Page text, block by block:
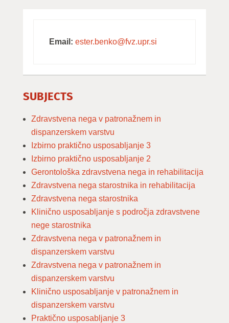
Email: ester.benko@fvz.upr.si
SUBJECTS
Zdravstvena nega v patronažnem in
dispanzerskem varstvu
Izbirno praktično usposabljanje 3
Izbirno praktično usposabljanje 2
Gerontološka zdravstvena nega in rehabilitacija
Zdravstvena nega starostnika in rehabilitacija
Zdravstvena nega starostnika
Klinično usposabljanje s področja zdravstvene
nege starostnika
Zdravstvena nega v patronažnem in
dispanzerskem varstvu
Zdravstvena nega v patronažnem in
dispanzerskem varstvu
Klinično usposabljanje v patronažnem in
dispanzerskem varstvu
Praktično usposabljanje 3